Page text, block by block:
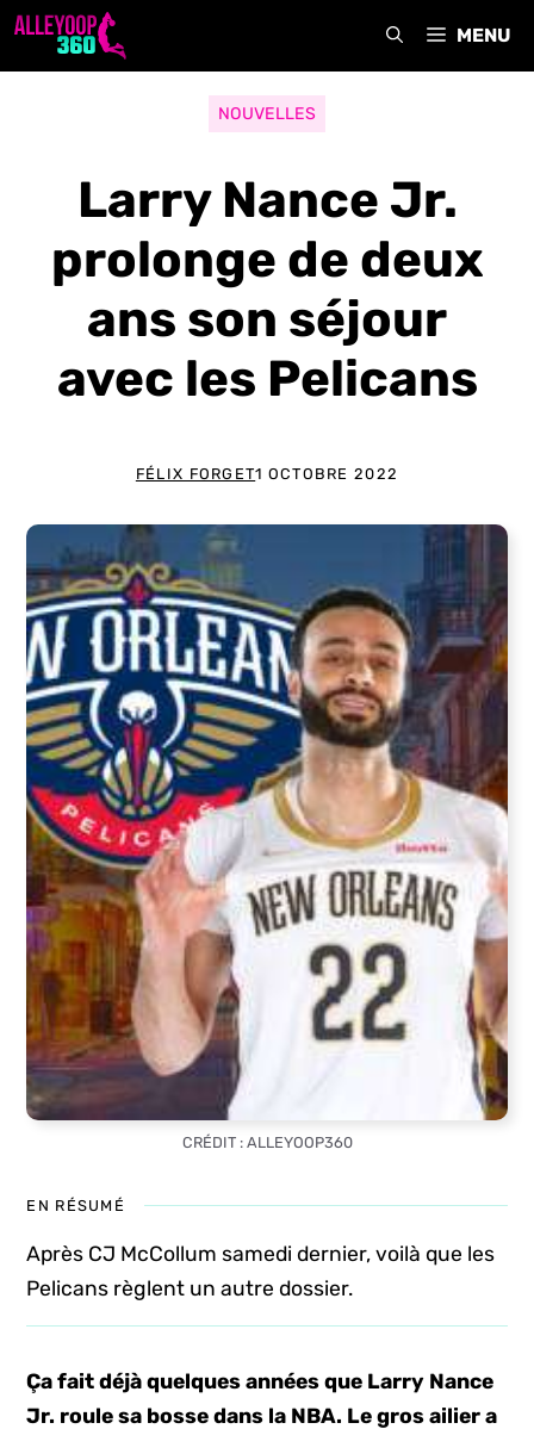
Aller
MENU
NOUVELLES
Larry Nance Jr.
prolonge de deux
ans son séjour
avec les Pelicans
FÉLIX FORGET1 OCTOBRE 2022
CRÉDIT : ALLEYOOP360
EN RÉSUMÉ
Après CJ McCollum samedi dernier, voilà que les
Pelicans règlent un autre dossier.
Ça fait déjà quelques années que Larry Nance
Jr. roule sa bosse dans la NBA. Le gros ailier a